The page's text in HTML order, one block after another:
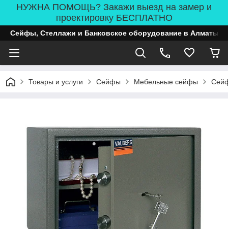
НУЖНА ПОМОЩЬ? Закажи выезд на замер и
проектировку БЕСПЛАТНО
Сейфы, Стеллажи и Банковское оборудование в Алматы
Товары и услуги Сейфы Мебельные сейфы